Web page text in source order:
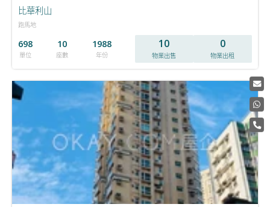
比華利山
跑馬地
698
單位
10
座數
1988
年份
10
物業出售
0
物業出租